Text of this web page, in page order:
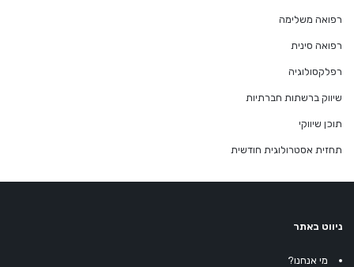
רפואה משלימה
רפואה סינית
רפלקסולוגיה
שיווק ברשתות חברתיות
תוכן שיווקי
תחזית אסטרולוגית חודשית
ניווט באתר
מי אנחנו?